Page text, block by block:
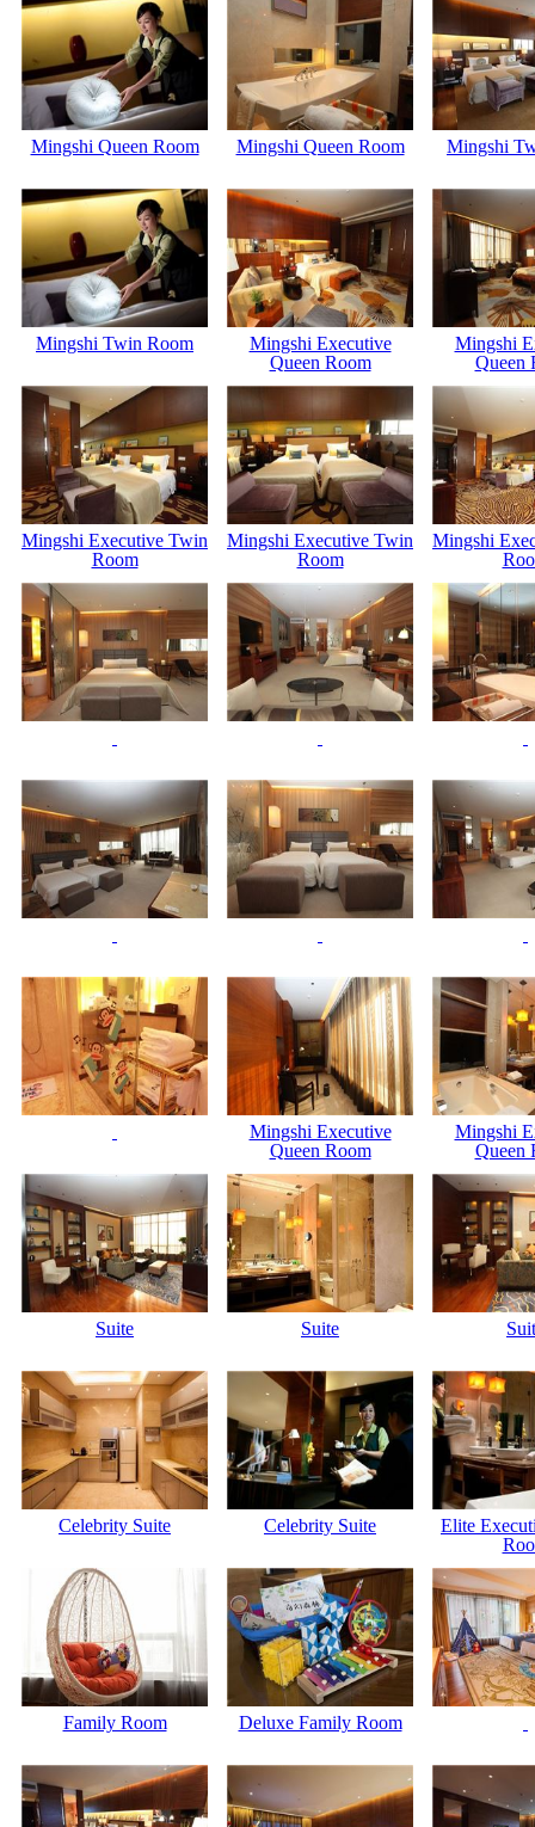
Mingshi Queen Room Mingshi Queen Room Mingshi
Mingshi Twin Room
Mingshi Executive
Queen Room
Mingshi
Queen
Mingshi Executive Twin
Room
Mingshi Executive Twin
Room
Mingshi
Mingshi Executive
Queen Room
Mingshi
Queen
Suite Suite
Celebrity Suite Celebrity Suite
Elite
Family Room Deluxe Family Room